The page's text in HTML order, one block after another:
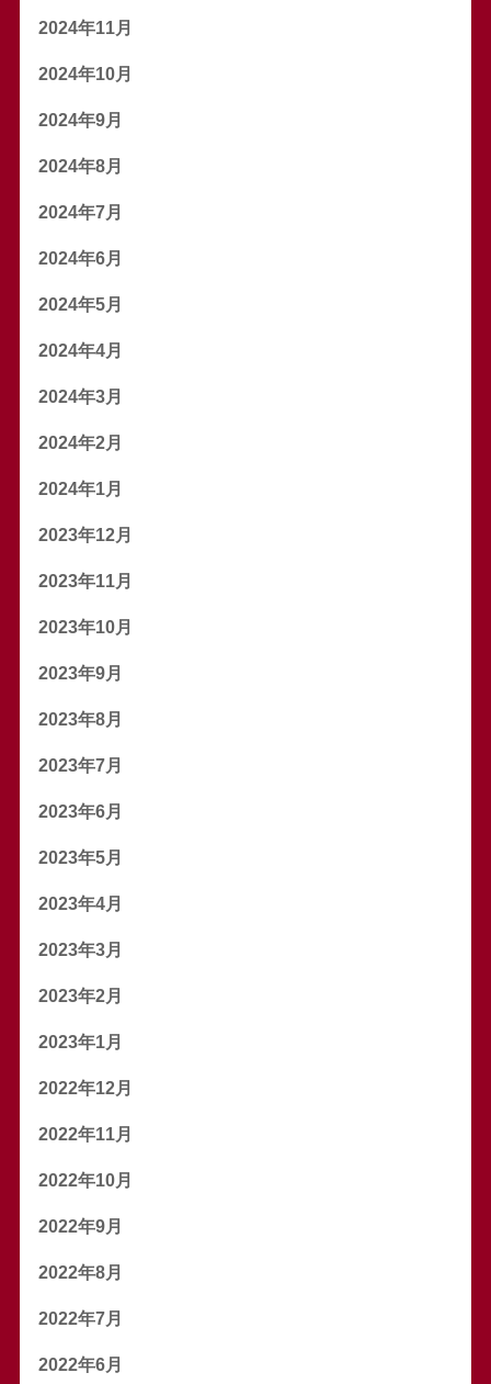
2024年11月
2024年10月
2024年9月
2024年8月
2024年7月
2024年6月
2024年5月
2024年4月
2024年3月
2024年2月
2024年1月
2023年12月
2023年11月
2023年10月
2023年9月
2023年8月
2023年7月
2023年6月
2023年5月
2023年4月
2023年3月
2023年2月
2023年1月
2022年12月
2022年11月
2022年10月
2022年9月
2022年8月
2022年7月
2022年6月